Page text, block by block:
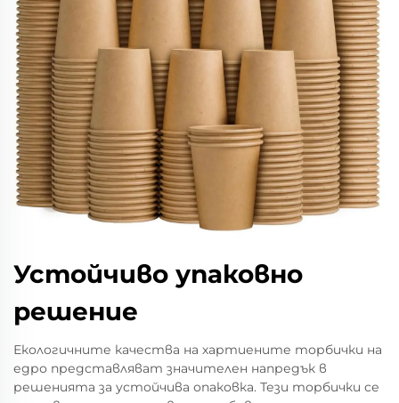
Устойчиво упаковно
решение
Екологичните качества на хартиените торбички на
едро представляват значителен напредък в
решенията за устойчива опаковка. Тези торбички се